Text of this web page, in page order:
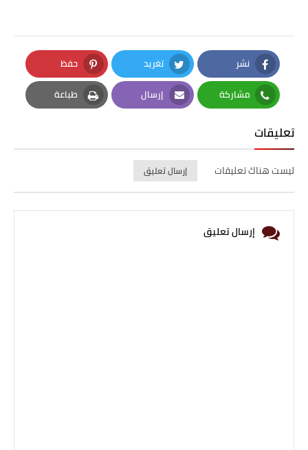
نشر
Facebook
تغريد
Twitter
حفظ
Pinterest
مشاركة
Whatsapp
إرسال
Email
طباعة
Print
تعليقات
ليست هناك تعليقات إرسال تعليق
إرسال تعليق